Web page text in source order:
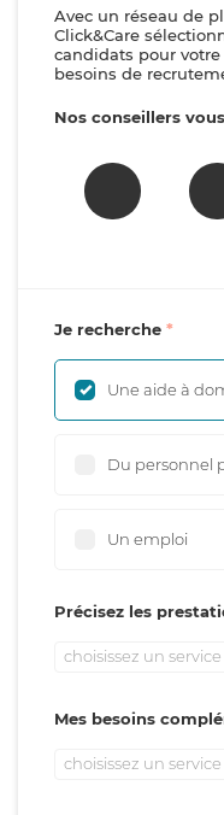
Avec un réseau de
Click&Care
candidats pour
besoins de
Nos conseillers
Je recherche
Une aide à
Du personnel
Un emploi
Précisez les
choisissez un service
Mes besoins
choisissez un service